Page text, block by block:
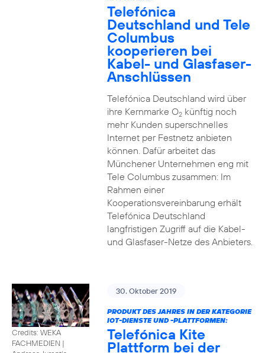
Telefónica
Deutschland und Tele
Columbus
kooperieren bei
Kabel- und Glasfaser-
Anschlüssen
Telefónica Deutschland wird über
ihre Kernmarke O2künftig noch
mehr Kunden superschnelles
Internet per Festnetz anbieten
können. Dafür arbeitet das
Münchener Unternehmen eng mit
Tele Columbus zusammen: Im
Rahmen einer
Kooperationsvereinbarung erhält
Telefónica Deutschland
langfristigen Zugriff auf die Kabel-
und Glasfaser-Netze des Anbieters.
Credits: WEKA
FACHMEDIEN |
30. Oktober 2019
PRODUKT DES JAHRES IN DER KATEGORIE
IOT-DIENSTE UND -PLATTFORMEN:
Telefónica Kite
Plattform bei der